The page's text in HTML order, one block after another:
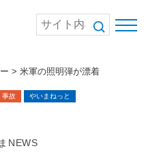
> 米軍の照明弾が漂着
事故 やいまねっと
NEWS